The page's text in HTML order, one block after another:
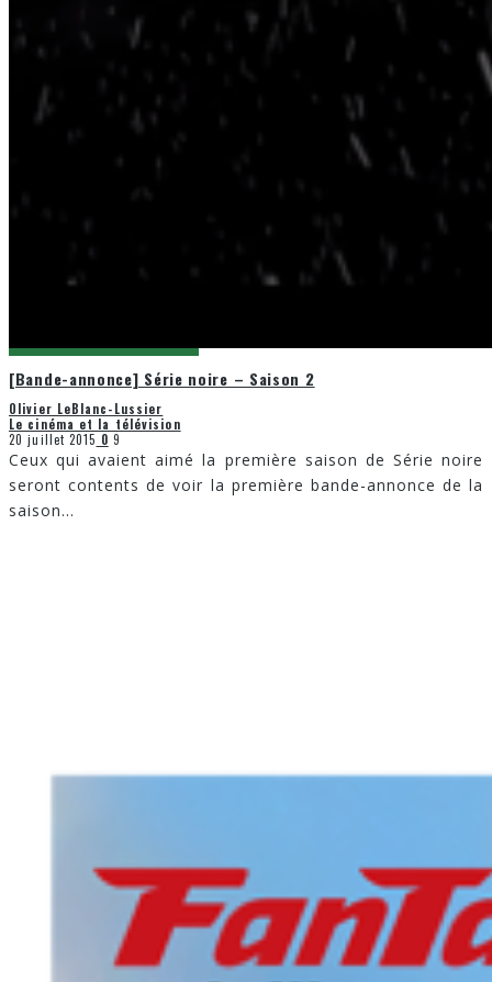
[Bande-annonce] Série noire – Saison 2
Olivier LeBlanc-Lussier
Le cinéma et la télévision
20 juillet 20150 9
Ceux qui avaient aimé la première saison de Série noire
seront contents de voir la première bande-annonce de la
saison ...